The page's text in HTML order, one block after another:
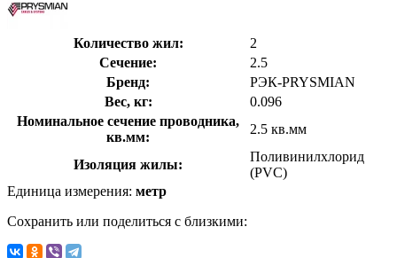
Количество жил:
2
Сечение:
2.5
Бренд:
РЭК-PRYSMIAN
Вес, кг:
0.096
Номинальное сечение проводника,
кв.мм:
2.5 кв.мм
Изоляция жилы:
Поливинилхлорид
(PVC)
Единица измерения: метр
Сохранить или поделиться с близкими: